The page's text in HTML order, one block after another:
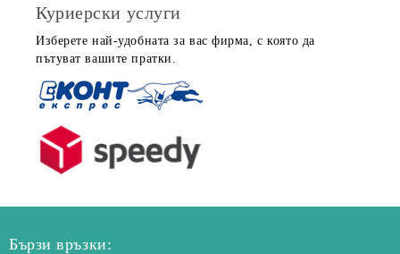
Куриерски услуги
Изберете най-удобната за вас фирма, с която да
пътуват вашите пратки.
Бързи връзки: